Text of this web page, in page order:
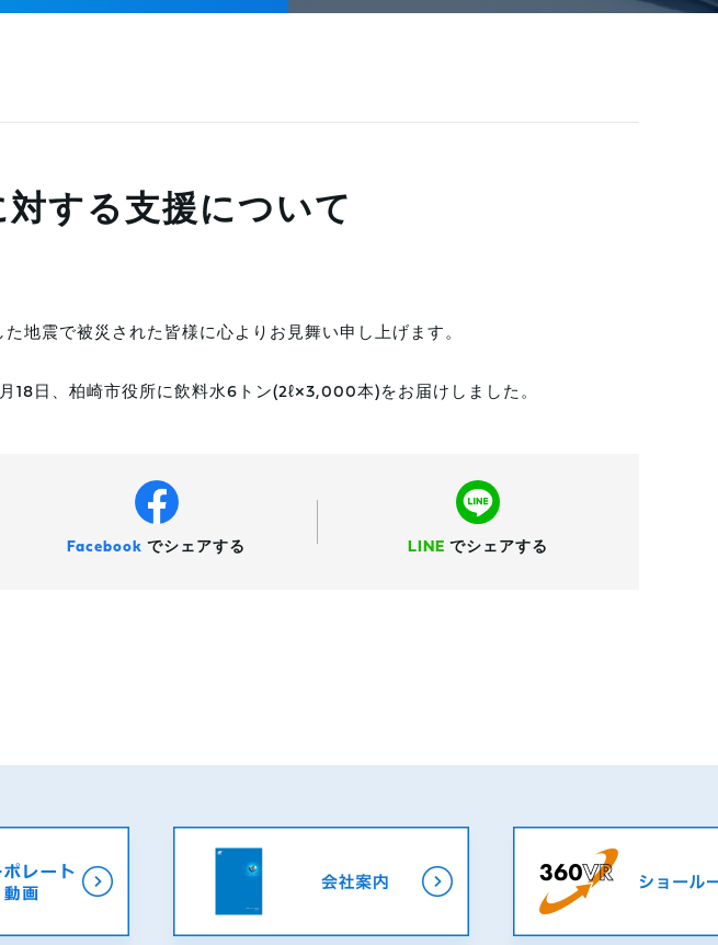
する支援について
地震で被災された皆様に心よりお見舞い申し上げます。
18日、柏崎市役所に飲料水6トン(2ℓ×3,000本)をお届けしました。
Facebook でシェアする LINE でシェアする